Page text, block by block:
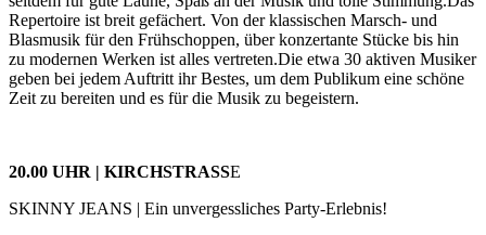
Repertoire ist breit gefächert. Von der klassischen Marsch- und
Blasmusik für den Frühschoppen, über konzertante Stücke bis hin
zu modernen Werken ist alles vertreten.Die etwa 30 aktiven Musiker
geben bei jedem Auftritt ihr Bestes, um dem Publikum eine schöne
Zeit zu bereiten und es für die Musik zu begeistern.
20.00 UHR | KIRCHSTRASSE
SKINNY JEANS | Ein unvergessliches Party-Erlebnis!